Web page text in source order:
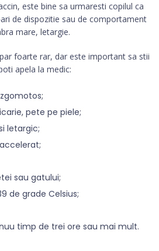
este bine sa urmaresti copilul ca
de dispozitie sau de comportament
mare, letargie.
foarte rar, dar este important sa stii
apela la medic:
pete pe piele;
letargic;
sau gatului;
de grade Celsius;
timp de trei ore sau mai mult.